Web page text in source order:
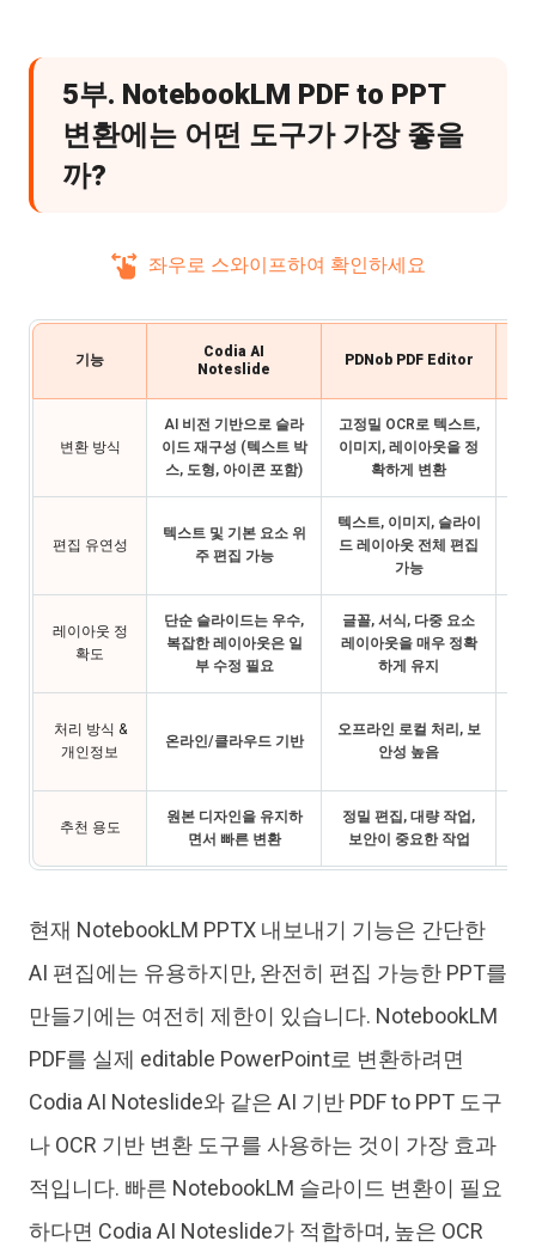
5부. NotebookLM PDF to PPT
변환에는 어떤 도구가 가장 좋을
까?
좌우로 스와이프하여 확인하세요
기능
Codia AI
Noteslide
PDNob PDF Editor
변환 방식
AI 비전 기반으로 슬라
이드 재구성 (텍스트 박
스, 도형, 아이콘 포함)
고정밀 OCR로 텍스트,
이미지, 레이아웃을 정
확하게 변환
편집 유연성
텍스트 및 기본 요소 위
주 편집 가능
텍스트, 이미지, 슬라이
드 레이아웃 전체 편집
가능
레이아웃 정
확도
단순 슬라이드는 우수,
복잡한 레이아웃은 일
부 수정 필요
글꼴, 서식, 다중 요소
레이아웃을 매우 정확
하게 유지
처리 방식 &
개인정보
온라인/클라우드 기반
오프라인 로컬 처리, 보
안성 높음
추천 용도
원본 디자인을 유지하
면서 빠른 변환
정밀 편집, 대량 작업,
보안이 중요한 작업
현재 NotebookLM PPTX 내보내기 기능은 간단한
AI 편집에는 유용하지만, 완전히 편집 가능한 PPT를
만들기에는 여전히 제한이 있습니다. NotebookLM
PDF를 실제 editable PowerPoint로 변환하려면
Codia AI Noteslide와 같은 AI 기반 PDF to PPT 도구
나 OCR 기반 변환 도구를 사용하는 것이 가장 효과
적입니다. 빠른 NotebookLM 슬라이드 변환이 필요
하다면 Codia AI Noteslide가 적합하며, 높은 OCR